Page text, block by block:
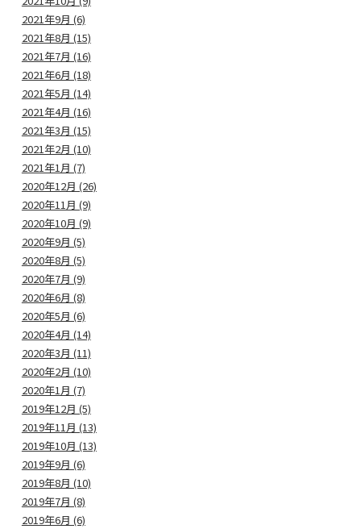
2021年9月 (6)
2021年8月 (15)
2021年7月 (16)
2021年6月 (18)
2021年5月 (14)
2021年4月 (16)
2021年3月 (15)
2021年2月 (10)
2021年1月 (7)
2020年12月 (26)
2020年11月 (9)
2020年10月 (9)
2020年9月 (5)
2020年8月 (5)
2020年7月 (9)
2020年6月 (8)
2020年5月 (6)
2020年4月 (14)
2020年3月 (11)
2020年2月 (10)
2020年1月 (7)
2019年12月 (5)
2019年11月 (13)
2019年10月 (13)
2019年9月 (6)
2019年8月 (10)
2019年7月 (8)
2019年6月 (6)